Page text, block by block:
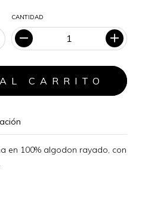
CANTIDAD
en 100% algodon rayado, con